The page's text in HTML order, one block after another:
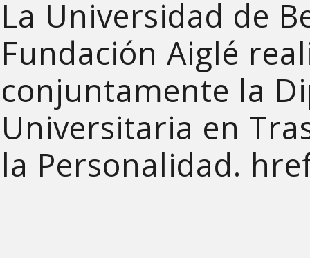
La Universidad de
Fundación Aiglé
conjuntamente la
Universitaria en
la Personalidad.